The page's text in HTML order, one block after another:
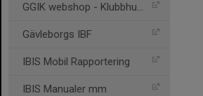
GGIK webshop - Klubbhuset
Gävleborgs IBF
IBIS Mobil Rapportering
IBIS Manualer mm